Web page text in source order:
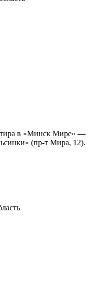
в «Минск Мире» —
(пр-т Мира, 12).